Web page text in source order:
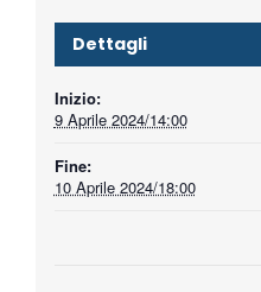
Dettagli
Inizio:
9 Aprile 2024/14:00
Fine:
10 Aprile 2024/18:00